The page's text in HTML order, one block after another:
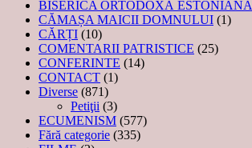
BISERICA ORTODOXĂ ESTONIANĂ
CĂMAȘA MAICII DOMNULUI (1)
CĂRȚI (10)
COMENTARII PATRISTICE (25)
CONFERINTE (14)
CONTACT (1)
Diverse (871)
Petiţii (3)
ECUMENISM (577)
Fără categorie (335)